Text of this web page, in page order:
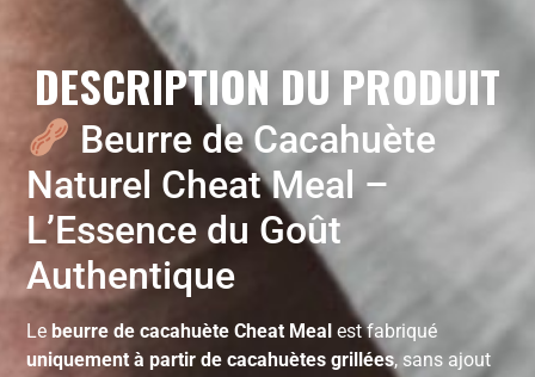
DESCRIPTION DU PRODUIT
Beurre de Cacahuète
Naturel Cheat Meal –
L’Essence du Goût
Authentique
Le beurre de cacahuète Cheat Meal est fabriqué
uniquement à partir de cacahuètes grillées, sans ajout